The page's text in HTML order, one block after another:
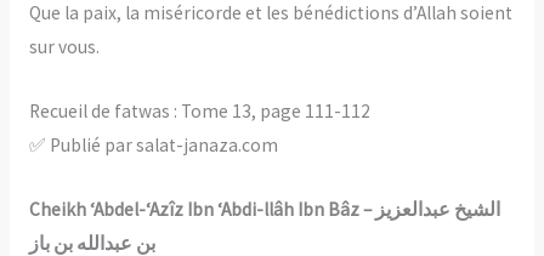
Que la paix, la miséricorde et les bénédictions d’Allah soient
sur vous.
Recueil de fatwas : Tome 13, page 111-112
✅ Publié par salat-janaza.com
Cheikh ‘Abdel-‘Azîz Ibn ‘Abdi-llâh Ibn Bâz – الشيخ عبدالعزيز
بن عبدالله بن باز